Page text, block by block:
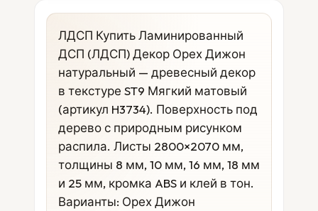
ЛДСП Купить Ламинированный
ДСП (ЛДСП) Декор Орех Дижон
натуральный — древесный декор
в текстуре ST9 Мягкий матовый
(артикул H3734). Поверхность под
дерево с природным рисунком
распила. Листы 2800×2070 мм,
толщины 8 мм, 10 мм, 16 мм, 18 мм
и 25 мм, кромка ABS и клей в тон.
Варианты: Орех Дижон